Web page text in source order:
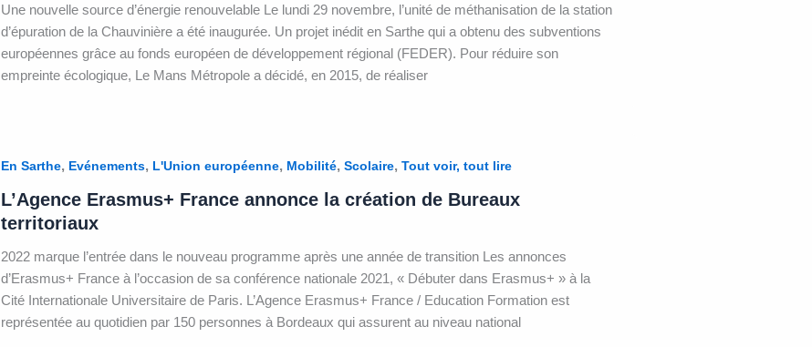
Une nouvelle source d’énergie renouvelable Le lundi 29 novembre, l’unité de méthanisation de la station
d’épuration de la Chauvinière a été inaugurée. Un projet inédit en Sarthe qui a obtenu des subventions
européennes grâce au fonds européen de développement régional (FEDER). Pour réduire son
empreinte écologique, Le Mans Métropole a décidé, en 2015, de réaliser
En Sarthe, Evénements, L'Union européenne, Mobilité, Scolaire, Tout voir, tout lire
L’Agence Erasmus+ France annonce la création de Bureaux
territoriaux
2022 marque l’entrée dans le nouveau programme après une année de transition Les annonces
d’Erasmus+ France à l’occasion de sa conférence nationale 2021, « Débuter dans Erasmus+ » à la
Cité Internationale Universitaire de Paris. L’Agence Erasmus+ France / Education Formation est
représentée au quotidien par 150 personnes à Bordeaux qui assurent au niveau national